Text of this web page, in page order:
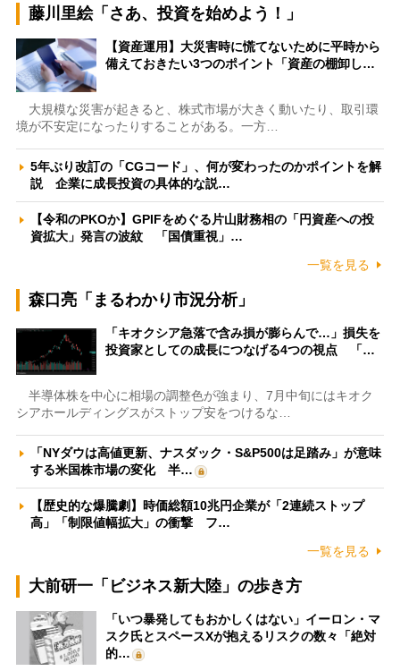
藤川里絵「さあ、投資を始めよう！」
【資産運用】大災害時に慌てないために平時から
備えておきたい3つのポイント「資産の棚卸し…
大規模な災害が起きると、株式市場が大きく動いたり、取引環
境が不安定になったりすることがある。一方…
5年ぶり改訂の「CGコード」、何が変わったのかポイントを解
説 企業に成長投資の具体的な説…
【令和のPKOか】GPIFをめぐる片山財務相の「円資産への投
資拡大」発言の波紋 「国債重視」…
一覧を見る
森口亮「まるわかり市況分析」
「キオクシア急落で含み損が膨らんで…」損失を
投資家としての成長につなげる4つの視点 「…
半導体株を中心に相場の調整色が強まり、7月中旬にはキオク
シアホールディングスがストップ安をつけるな…
「NYダウは高値更新、ナスダック・S&P500は足踏み」が意味
する米国株市場の変化 半…
【歴史的な爆騰劇】時価総額10兆円企業が「2連続ストップ
高」「制限値幅拡大」の衝撃 フ…
一覧を見る
大前研一「ビジネス新大陸」の歩き方
「いつ暴発してもおかしくはない」イーロン・マ
スク氏とスペースXが抱えるリスクの数々「絶対
的…